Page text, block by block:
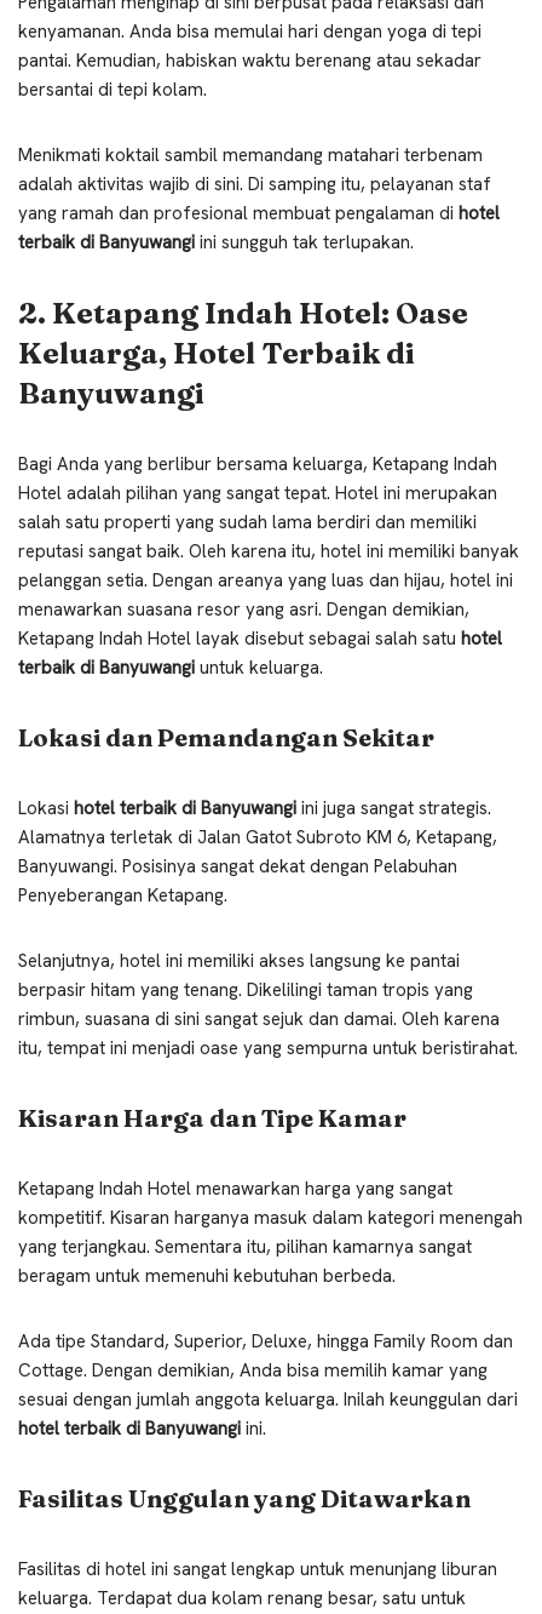
kenyamanan. Anda bisa memulai hari dengan yoga di tepi
pantai. Kemudian, habiskan waktu berenang atau sekadar
bersantai di tepi kolam.
Menikmati koktail sambil memandang matahari terbenam
adalah aktivitas wajib di sini. Di samping itu, pelayanan staf
yang ramah dan profesional membuat pengalaman di hotel
terbaik di Banyuwangi ini sungguh tak terlupakan.
2. Ketapang Indah Hotel: Oase
Keluarga, Hotel Terbaik di
Banyuwangi
Bagi Anda yang berlibur bersama keluarga, Ketapang Indah
Hotel adalah pilihan yang sangat tepat. Hotel ini merupakan
salah satu properti yang sudah lama berdiri dan memiliki
reputasi sangat baik. Oleh karena itu, hotel ini memiliki banyak
pelanggan setia. Dengan areanya yang luas dan hijau, hotel ini
menawarkan suasana resor yang asri. Dengan demikian,
Ketapang Indah Hotel layak disebut sebagai salah satu hotel
terbaik di Banyuwangi untuk keluarga.
Lokasi dan Pemandangan Sekitar
Lokasi hotel terbaik di Banyuwangi ini juga sangat strategis.
Alamatnya terletak di Jalan Gatot Subroto KM 6, Ketapang,
Banyuwangi. Posisinya sangat dekat dengan Pelabuhan
Penyeberangan Ketapang.
Selanjutnya, hotel ini memiliki akses langsung ke pantai
berpasir hitam yang tenang. Dikelilingi taman tropis yang
rimbun, suasana di sini sangat sejuk dan damai. Oleh karena
itu, tempat ini menjadi oase yang sempurna untuk beristirahat.
Kisaran Harga dan Tipe Kamar
Ketapang Indah Hotel menawarkan harga yang sangat
kompetitif. Kisaran harganya masuk dalam kategori menengah
yang terjangkau. Sementara itu, pilihan kamarnya sangat
beragam untuk memenuhi kebutuhan berbeda.
Ada tipe Standard, Superior, Deluxe, hingga Family Room dan
Cottage. Dengan demikian, Anda bisa memilih kamar yang
sesuai dengan jumlah anggota keluarga. Inilah keunggulan dari
hotel terbaik di Banyuwangi ini.
Fasilitas Unggulan yang Ditawarkan
Fasilitas di hotel ini sangat lengkap untuk menunjang liburan
keluarga. Terdapat dua kolam renang besar, satu untuk